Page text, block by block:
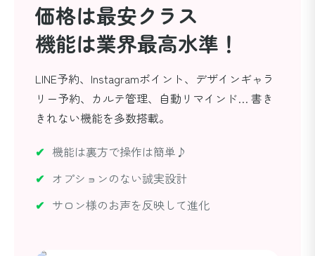
価格は最安クラス
機能は業界最高水準！
LINE予約、Instagramポイント、デザインギャラ
リー予約、カルテ管理、自動リマインド… 書き
きれない機能を多数搭載。
機能は裏方で操作は簡単♪
オプションのない誠実設計
サロン様のお声を反映して進化